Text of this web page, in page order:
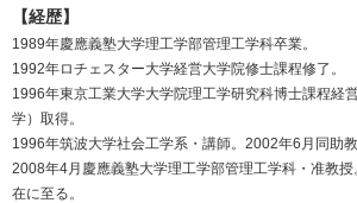
【経歴】
1989年慶應義塾大学理工学部管理工学科卒業。
1992年ロチェスター大学経営大学院修士課程修了。
1996年東京工業大学大学院理工学研究科博士課程経
学）取得。
1996年筑波大学社会工学系・講師。2002年6月同助教
2008年4月慶應義塾大学理工学部管理工学科・准教
在に至る。